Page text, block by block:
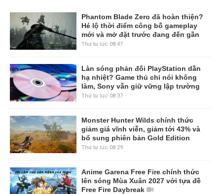
Phantom Blade Zero đã hoàn thiện?
Hé lộ thời điểm công bố gameplay
mới và mở đặt trước đang đến gần
Thứ tư lúc 08:47
Làn sóng phản đối PlayStation dần
hạ nhiệt? Game thủ chỉ nói không
làm, Sony vẫn giữ vững lập trường
Thứ tư lúc 08:37
Monster Hunter Wilds chính thức
giảm giá vĩnh viễn, giảm tới 43% và
bổ sung phiên bản Gold Edition
Thứ tư lúc 08:29
Anime Garena Free Fire chính thức
lên sóng Mùa Xuân 2027 với tựa đề
Free Fire Daybreak